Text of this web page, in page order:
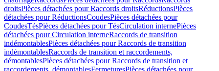
droitsPièces détachées pour Raccords droitsRéductionsPièces
détachées pour RéductionsCoudesPièces détachées pour
CoudesTésPièces détachées pour TésCirculation internePièces
détachées pour Circulation interneRaccords de transition
indémontablesPièces détachées pour Raccords de transition
indémontablesRaccords de transition et raccordements,
démontablesPièces détachées pour Raccords de transition et
raccordements, démontablesFermeturesPièces détachées pour